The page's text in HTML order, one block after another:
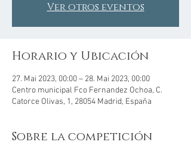
Ver otros eventos
Horario y Ubicación
27. Mai 2023, 00:00 – 28. Mai 2023, 00:00
Centro municipal Fco Fernandez Ochoa, C.
Catorce Olivas, 1, 28054 Madrid, España
Sobre la competición